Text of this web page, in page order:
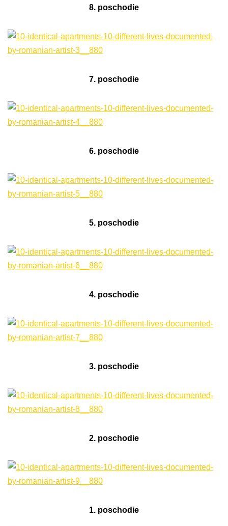
8. poschodie
7. poschodie
6. poschodie
5. poschodie
4. poschodie
3. poschodie
2. poschodie
1. poschodie